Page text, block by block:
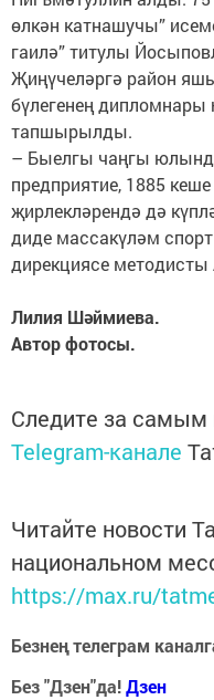
өлкән катнашучы”
гаилә” титулы
Җиңүчеләргә район
бүлегенең дипломнары
тапшырылды.
– Быелгы чаңгы
предприятие, 1885
җирлекләрендә дә
диде массакүләм
дирекциясе
Лилия Шәймиева.
Автор фотосы.
Следите за
Telegram-канале
Читайте новости
национальном
https://max.ru/
Безнең телеграм
Без "Дзен"да!Дзен